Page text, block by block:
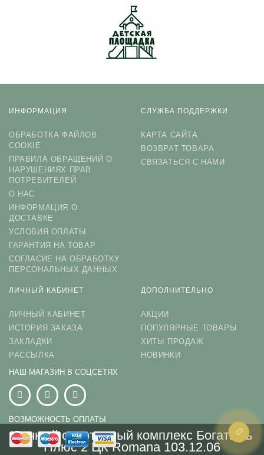
Дачный спортивный комплекс Богатырь
Плюс 2 ЦК Romana 103.12.06
ИНФОРМАЦИЯ
ОБРАБОТКА ФАЙЛОВ
COOKIE
ПРАВИЛА ОБРАЩЕНИЙ О
НАРУШЕНИЯХ ПРАВ
ПОТРЕБИТЕЛЕЙ
О НАС
ИНФОРМАЦИЯ О
ДОСТАВКЕ
УСЛОВИЯ ОПЛАТЫ
ГАРАНТИЯ НА ТОВАР
СОГЛАСИЕ НА ОБРАБОТКУ
ПЕРСОНАЛЬНЫХ ДАННЫХ
СЛУЖБА ПОДДЕРЖКИ
КАРТА САЙТА
ВОЗВРАТ ТОВАРА
СВЯЗАТЬСЯ С НАМИ
ЛИЧНЫЙ КАБИНЕТ
ЛИЧНЫЙ КАБИНЕТ
ИСТОРИЯ ЗАКАЗА
ЗАКЛАДКИ
РАССЫЛКА
ДОПОЛНИТЕЛЬНО
АКЦИИ
ПОПУЛЯРНЫЕ ТОВАРЫ
ХИТЫ ПРОДАЖ
НОВИНКИ
НАШ МАГАЗИН В СОЦСЕТЯХ
ВОЗМОЖНОСТЬ ОПЛАТЫ